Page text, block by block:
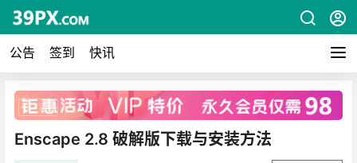
公告 签到 快讯
广告
Enscape 2.8 破解版下载与安装方法